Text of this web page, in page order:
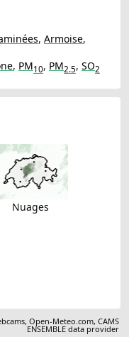
, Armoise,
, PM10, PM2.5, SO2
Nuages
,Open-Meteo.com,CAMS
ENSEMBLE data provider